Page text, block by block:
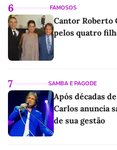
6 FAMOSOS
Cantor Roberto
pelos quatro
7 SAMBA E PAGODE
Após décadas
Carlos anuncia
de sua gestão